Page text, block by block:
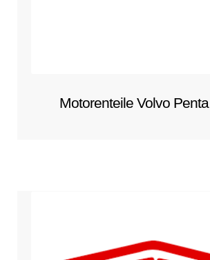
Motorenteile Volvo Penta